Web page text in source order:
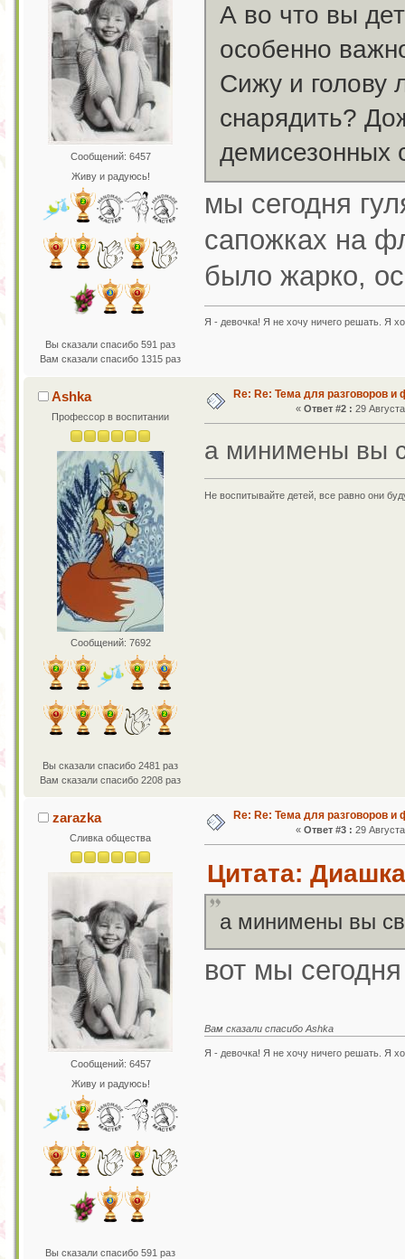
Сообщений: 6457
Живу и радуюсь!
Вы сказали спасибо 591 раз
Вам сказали спасибо 1315 раз
А во что вы
особенно
Сижу и голову
снарядить?
демисезонных
мы сегодня
сапожках на
было жарко,
Я - девочка! Я не хочу ничего решать. Я
Ashka
Профессор в воспитании
Сообщений: 7692
Вы сказали спасибо 2481 раз
Вам сказали спасибо 2208 раз
Re: Re: Тема для разговоров и
« Ответ #2 : 29
а минимены вы
Не воспитывайте детей, все равно они
zarazka
Сливка общества
Сообщений: 6457
Живу и радуюсь!
Вы сказали спасибо 591 раз
Re: Re: Тема для разговоров и
« Ответ #3 : 29
Цитата:
а минимены вы
вот мы
Вам сказали спасибо Ashka
Я - девочка! Я не хочу ничего решать. Я